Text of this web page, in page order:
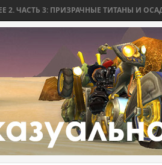
ПРИЗРАЧНЫЕ ТИТАНЫ И ОСАДА НА ИЗМОР